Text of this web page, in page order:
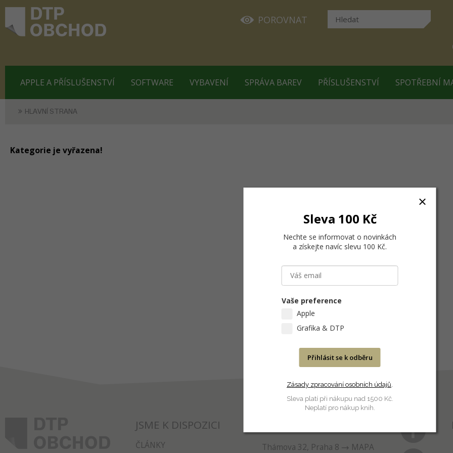
POROVNAT
APPLE A PŘÍSLUŠENSTVÍ SOFTWARE VYBAVENÍ SPRÁVA BAREV PŘÍSLUŠENSTVÍ SPOTŘEBNÍ
HLAVNÍ STRANA
Kategorie je vyřazena!
JSME K DISPOZICI
ČLÁNKY Thámova 32, Praha 8
MAPA
Sleva 100 Kč
Nechte se informovat o novinkách
a získejte navíc slevu 100 Kč.
Vaše preference
Apple
Grafika & DTP
Přihlásit se k odběru
Zásady zpracování osobních údajů.
Sleva platí při nákupu nad 1500 Kč.
Neplatí pro nákup knih.